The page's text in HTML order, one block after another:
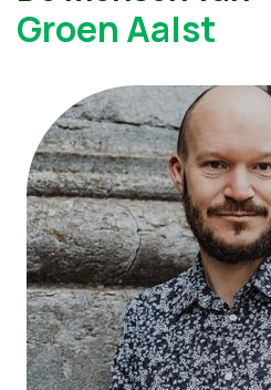
Groen Aalst